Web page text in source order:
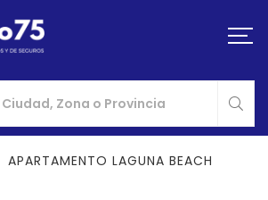
APARTAMENTO LAGUNA BEACH